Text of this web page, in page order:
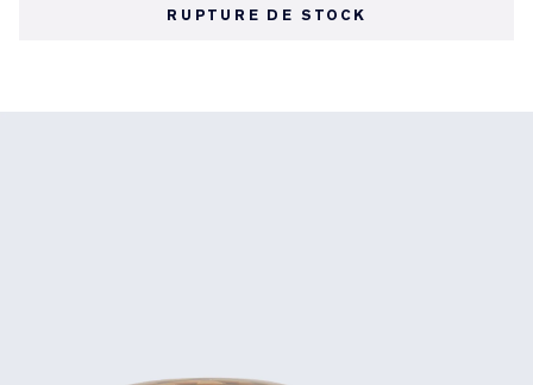
RUPTURE DE STOCK